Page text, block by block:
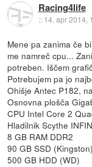
Racing4life
:: 14. apr 2014,
Mene pa zanima če
me namreč cpu...
potreben. Iščem
Potrebujem pa jo
Ohišje Antec P182,
Osnovna plošča
CPU Intel Core 2
Hladilnik Scythe
8 GB RAM DDR2
90 GB SSD (Kingston)
500 GB HDD (WD)